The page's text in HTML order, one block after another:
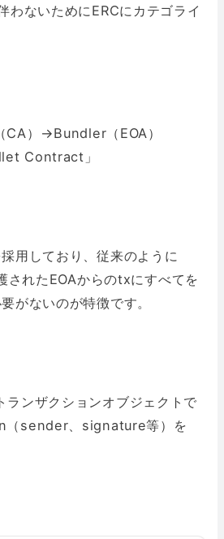
わないためにERCにカテゴライ
CA）→Bundler（EOA）
Contract」
用しており、従来のように
されたEOAからのtxにすべてを
がないのが特徴です。
ンザクションオブジェクトで
（sender、signature等）を